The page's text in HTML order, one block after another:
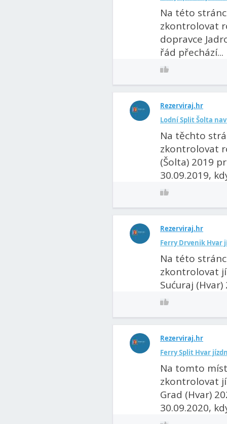
Na této
zkontrolovat
dopravce
řád přechází...
Rezerviraj.hr
Lodní Split Šolta
Na těchto
zkontrolovat
(Šolta) 2019
30.09.2019,
Rezerviraj.hr
Ferry Drvenik Hvar
Na této
zkontrolovat
Sućuraj
Rezerviraj.hr
Ferry Split Hvar
Na tomto
zkontrolovat
Grad (Hvar)
30.09.2020,